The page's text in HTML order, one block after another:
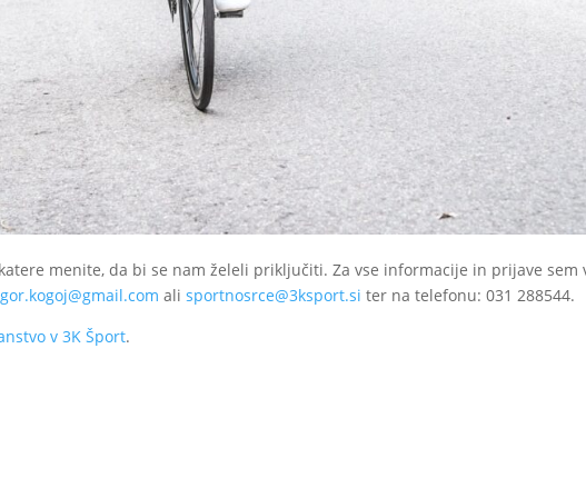
menite, da bi se nam želeli priključiti. Za vse informacije in prijave sem
alisportnosrce@3ksport.si ter na telefonu: 031 288544.
v 3K Šport.